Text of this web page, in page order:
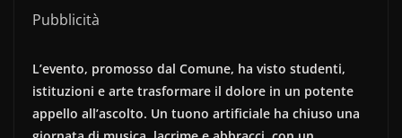
Pubblicità
L’evento, promosso dal Comune, ha visto studenti,
istituzioni e arte trasformare il dolore in un potente
appello all’ascolto. Un tuono artificiale ha chiuso una